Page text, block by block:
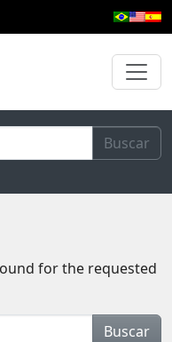
Buscar
for the requested
Buscar